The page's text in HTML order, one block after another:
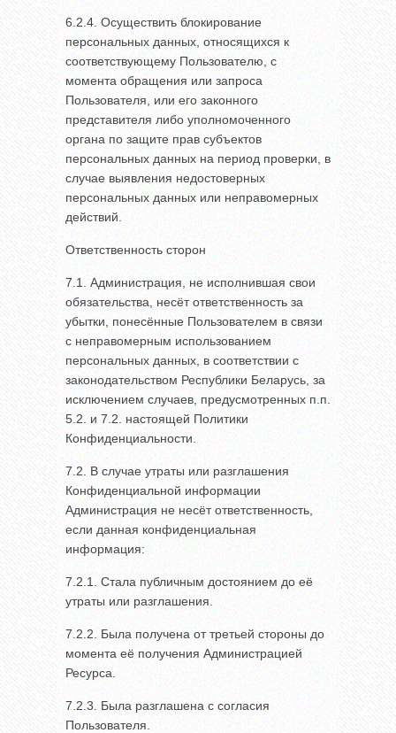
6.2.4. Осуществить блокирование
персональных данных, относящихся к
соответствующему Пользователю, с
момента обращения или запроса
Пользователя, или его законного
представителя либо уполномоченного
органа по защите прав субъектов
персональных данных на период проверки, в
случае выявления недостоверных
персональных данных или неправомерных
действий.
Ответственность сторон
7.1. Администрация, не исполнившая свои
обязательства, несёт ответственность за
убытки, понесённые Пользователем в связи
с неправомерным использованием
персональных данных, в соответствии с
законодательством Республики Беларусь, за
исключением случаев, предусмотренных п.п.
5.2. и 7.2. настоящей Политики
Конфиденциальности.
7.2. В случае утраты или разглашения
Конфиденциальной информации
Администрация не несёт ответственность,
если данная конфиденциальная
информация:
7.2.1. Стала публичным достоянием до её
утраты или разглашения.
7.2.2. Была получена от третьей стороны до
момента её получения Администрацией
Ресурса.
7.2.3. Была разглашена с согласия
Пользователя.